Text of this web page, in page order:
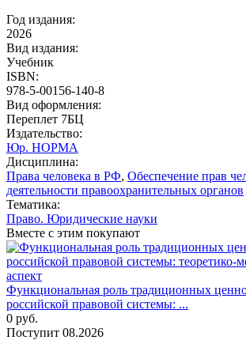
Год издания:
2026
Вид издания:
Учебник
ISBN:
978-5-00156-140-8
Вид оформления:
Переплет 7БЦ
Издательство:
Юр. НОРМА
Дисциплина:
Права человека в РФ, Обеспечение прав
деятельности правоохранительных органов
Тематика:
Право. Юридические науки
Вместе с этим покупают
Функциональная роль традиционных
российской правовой системы: ...
0 руб.
Поступит 08.2026